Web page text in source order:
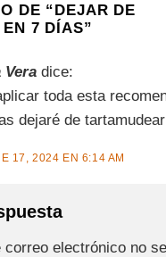
DE “DEJAR DE
EN 7 DÍAS”
Vera dice:
toda esta
dejaré de tartamudear
17, 2024 EN 6:14 AM
correo electrónico no